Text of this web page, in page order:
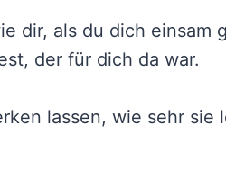
dir, als du dich einsam
der für dich da war.
lassen, wie sehr sie